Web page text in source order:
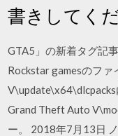
書きしてく
GTA5」の新着タグ記
Rockstar gamesのフ
Grand Theft Auto
ー。 2018年7月13日